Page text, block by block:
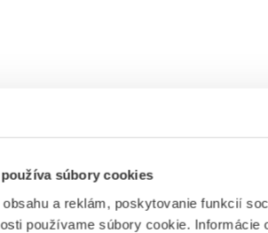
súbory cookies
obsahu a reklám, poskytovanie funkcií
používame súbory cookie. Informácie